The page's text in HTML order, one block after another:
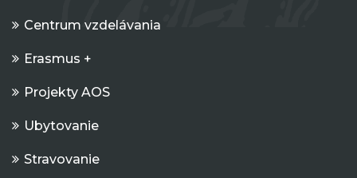
Centrum vzdelávania
Erasmus +
Projekty AOS
Ubytovanie
Stravovanie